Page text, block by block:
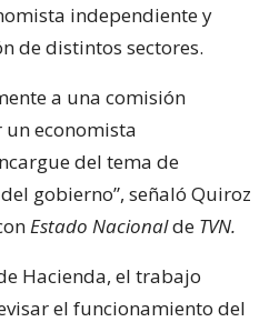
independiente y
de distintos sectores.
a una comisión
economista
del tema de
gobierno”, señaló Quiroz
Estado Nacionalde TVN.
Hacienda, el trabajo
el funcionamiento del